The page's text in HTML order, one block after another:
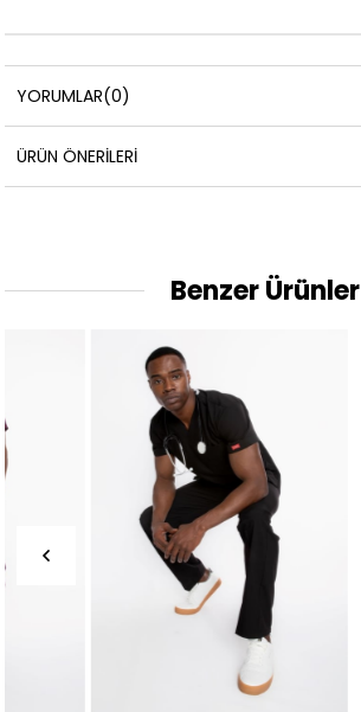
YORUMLAR(0)
ÜRÜN ÖNERILERI
Benzer Ürünler